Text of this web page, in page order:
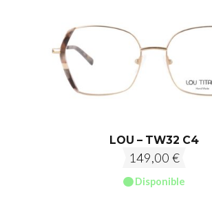
LOU – TW32 C4
149,00 €
Disponible